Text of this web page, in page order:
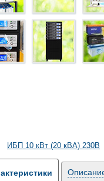
ИБП 10 кВт (20 кВА) 230В